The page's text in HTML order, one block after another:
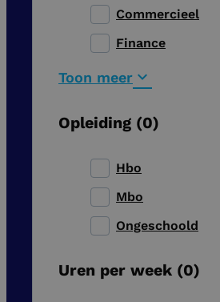
Commercieel
Finance
Toon meer
Opleiding 0
Hbo
Mbo
Ongeschoold
Uren per week 0